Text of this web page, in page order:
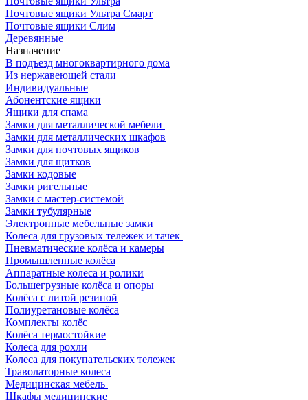
Почтовые ящики Ультра Смарт
Почтовые ящики Слим
Деревянные
Назначение
В подъезд многоквартирного дома
Из нержавеющей стали
Индивидуальные
Абонентские ящики
Ящики для спама
Замки для металлической мебели
Замки для металлических шкафов
Замки для почтовых ящиков
Замки для щитков
Замки кодовые
Замки ригельные
Замки с мастер-системой
Замки тубулярные
Электронные мебельные замки
Колеса для грузовых тележек и тачек
Пневматические колёса и камеры
Промышленные колёса
Аппаратные колеса и ролики
Большегрузные колёса и опоры
Колёса с литой резиной
Полиуретановые колёса
Комплекты колёс
Колёса термостойкие
Колеса для рохли
Колеса для покупательских тележек
Траволаторные колеса
Медицинская мебель
Шкафы медицинские